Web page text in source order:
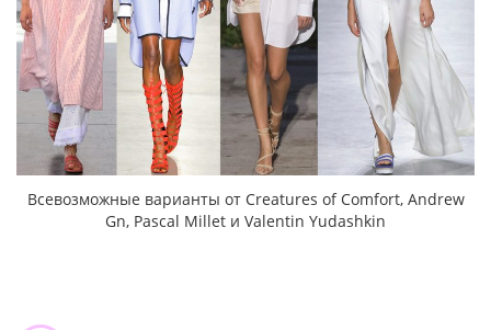
Всевозможные варианты от Creatures of Comfort, Andrew
Gn, Pascal Millet и Valentin Yudashkin